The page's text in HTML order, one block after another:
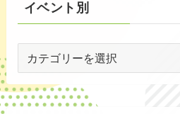
(19)
イベント別
ン
ト